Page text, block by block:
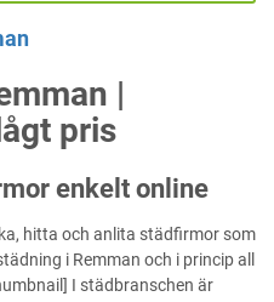
|
pris
enkelt online
hitta och anlita städfirmor som
i Remman och i princip all
I städbranschen är